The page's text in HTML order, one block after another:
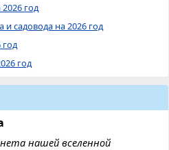
год
садовода на 2026 год
год
нашей вселенной